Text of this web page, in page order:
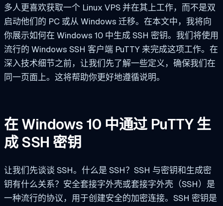
多人更喜欢获取一个 Linux VPS 并在其上工作，而不是双
启动他们的 PC 或从 Windows 迁移。在本文中，我将向
你展示如何在 Windows 10 中生成 SSH 密钥。我们将使用
流行的 Windows SSH 客户端 PuTTY 来完成这项工作。在
深入技术细节之前，让我们先了解一些定义，确保我们在
同一页面上。这将帮助你更好地遵循说明。
在 Windows 10 中通过 PuTTY 生
成 SSH 密钥
让我们先谈谈 SSH。什么是 SSH？SSH 与密钥和生成密
钥有什么关系？安全套接字外壳或套接字外壳（SSH）是
一种流行的协议，用于创建安全的加密连接。SSH 密钥是